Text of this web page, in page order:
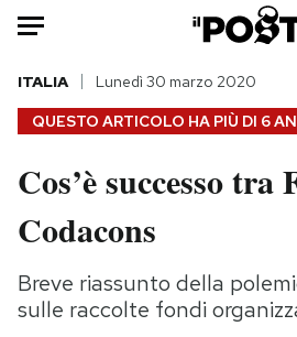
Auto
HOME
Italia
Politica
Tecnologia
Internet
QUESTO ARTICOLO HA PIÙ DI 6
ITALIA Lunedì 30 marzo 2020
Cos’è successo tra
Codacons
Breve riassunto della
sulle raccolte fondi